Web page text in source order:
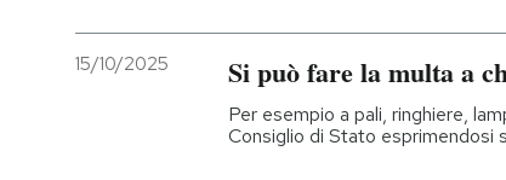
15/10/2025 Si può fare la multa a
Per esempio a pali, ringhiere,
Consiglio di Stato esprimendosi